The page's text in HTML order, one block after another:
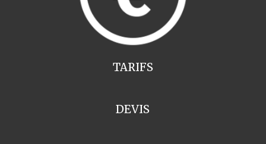
TARIFS
DEVIS